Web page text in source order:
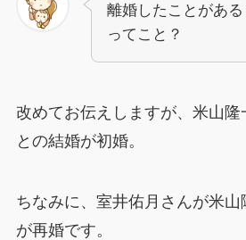
離婚したことがあ
ってこと？
改めてお伝えしますが、米山隆
との結婚が初婚。
ちなみに、室井佑月さんが米
が再婚です。